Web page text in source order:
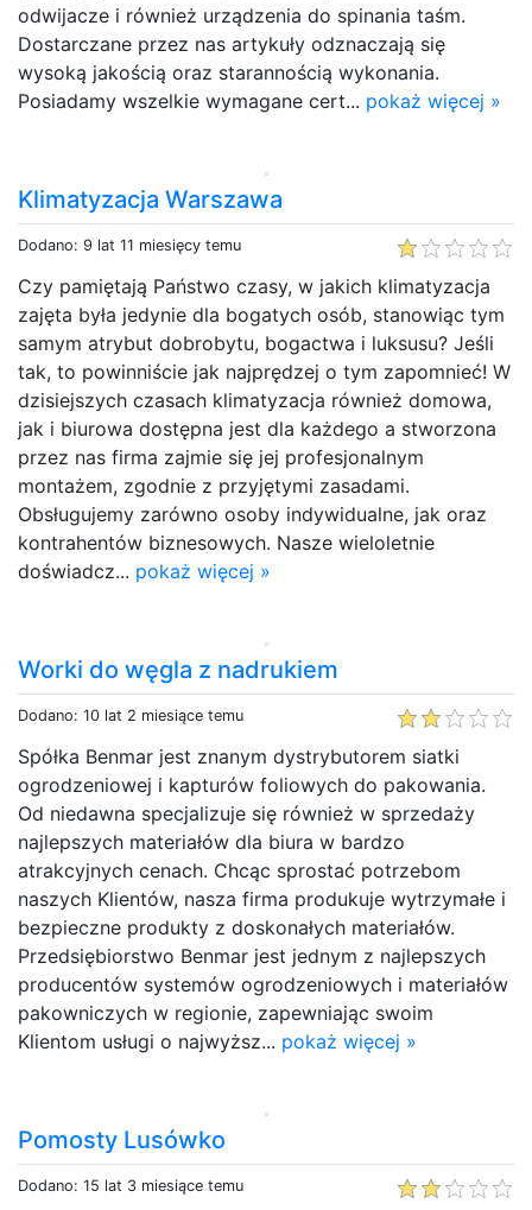
odwijacze i również urządzenia do spinania taśm.
Dostarczane przez nas artykuły odznaczają się
wysoką jakością oraz starannością wykonania.
Posiadamy wszelkie wymagane cert... pokaż więcej »
Klimatyzacja Warszawa
Dodano: 9 lat 11 miesięcy temu
Czy pamiętają Państwo czasy, w jakich klimatyzacja
zajęta była jedynie dla bogatych osób, stanowiąc tym
samym atrybut dobrobytu, bogactwa i luksusu? Jeśli
tak, to powinniście jak najprędzej o tym zapomnieć! W
dzisiejszych czasach klimatyzacja również domowa,
jak i biurowa dostępna jest dla każdego a stworzona
przez nas firma zajmie się jej profesjonalnym
montażem, zgodnie z przyjętymi zasadami.
Obsługujemy zarówno osoby indywidualne, jak oraz
kontrahentów biznesowych. Nasze wieloletnie
doświadcz... pokaż więcej »
Worki do węgla z nadrukiem
Dodano: 10 lat 2 miesiące temu
Spółka Benmar jest znanym dystrybutorem siatki
ogrodzeniowej i kapturów foliowych do pakowania.
Od niedawna specjalizuje się również w sprzedaży
najlepszych materiałów dla biura w bardzo
atrakcyjnych cenach. Chcąc sprostać potrzebom
naszych Klientów, nasza firma produkuje wytrzymałe i
bezpieczne produkty z doskonałych materiałów.
Przedsiębiorstwo Benmar jest jednym z najlepszych
producentów systemów ogrodzeniowych i materiałów
pakowniczych w regionie, zapewniając swoim
Klientom usługi o najwyższ... pokaż więcej »
Pomosty Lusówko
Dodano: 15 lat 3 miesiące temu